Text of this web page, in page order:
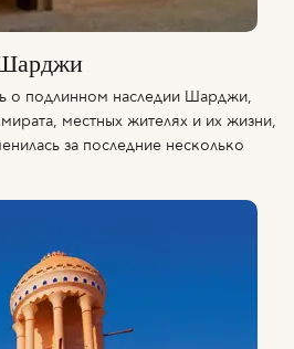
о подлинном наследии Шарджи,
местных жителях и их жизни,
за последние несколько